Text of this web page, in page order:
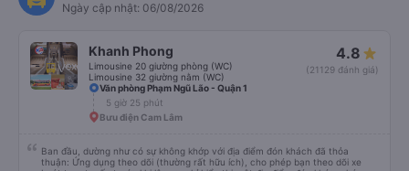
Ngày cập nhật: 06/08/2026
Khanh Phong
Limousine 20 giường phòng (WC)
Limousine 32 giường nằm (WC)
4.8
(21129 đánh giá)
Văn phòng Phạm Ngũ Lão - Quận 1
5 giờ 25 phút
Bưu điện Cam Lâm
Ban đầu, dường như có sự không khớp với địa điểm đón khách đã thỏa
thuận: Ứng dụng theo dõi (thường rất hữu ích), cho phép bạn theo dõi xe